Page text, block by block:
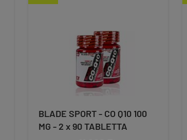
BLADE SPORT - CO Q10 100
MG - 2 x 90 TABLETTA